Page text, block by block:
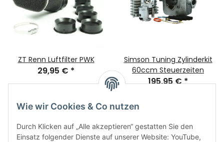
ZT Renn Luftfilter PWK
29,95 € *
Simson Tuning Zylinderkit
60ccm Steuerzeiten
195,95 €*
Wie wir Cookies & Co nutzen
Durch Klicken auf „Alle akzeptieren“ gestatten Sie den
Einsatz folgender Dienste auf unserer Website: YouTube,